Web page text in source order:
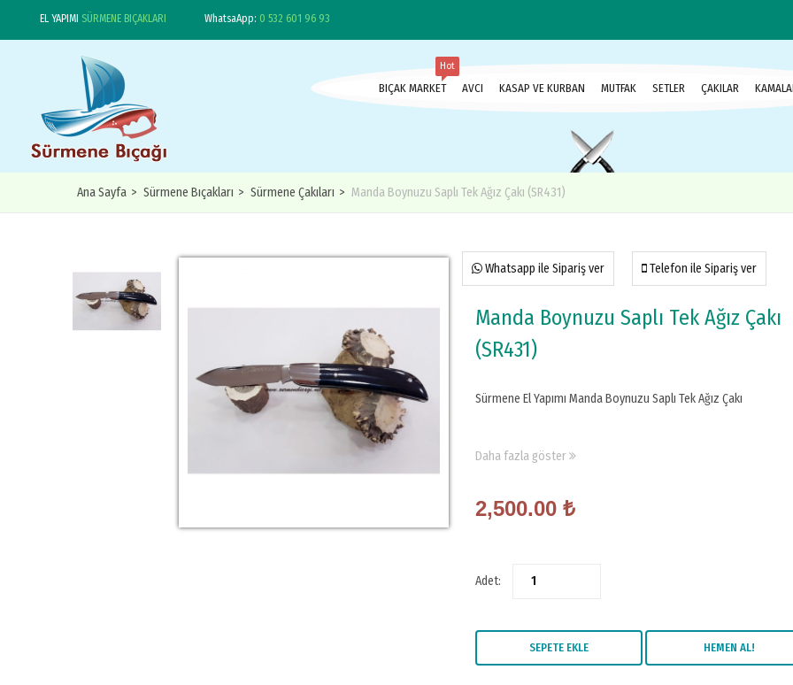
EL YAPIMI SÜRMENE BIÇAKLARI WhatsaApp: 0 532 601 96 93
BIÇAK MARKET
Hot
AVCI KASAP VE KURBAN MUTFAK SETLER ÇAKILAR
Ana Sayfa Sürmene Bıçakları Sürmene Çakıları Manda Boynuzu Saplı Tek Ağız Çakı (SR431)
Whatsapp ile Sipariş ver Telefon ile Sipariş ver
Manda Boynuzu Saplı Tek Ağız Çakı
(SR431)
Sürmene El Yapımı Manda Boynuzu Saplı Tek Ağız Çakı
Daha fazla göster
2,500.00 ₺
Adet:
SEPETE EKLE HEMEN AL!